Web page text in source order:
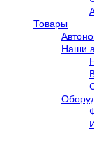
Товары
Наши